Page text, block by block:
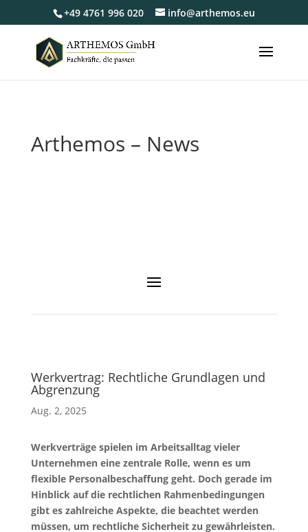
+49 4761 996 020 info@arthemos.eu
Arthemos – News
Werkvertrag: Rechtliche Grundlagen und
Abgrenzung
Aug. 2, 2025
Werkverträge spielen im Arbeitsalltag vieler
Unternehmen eine zentrale Rolle, wenn es um
flexible Personalbeschaffung geht. Doch gerade im
Hinblick auf die rechtlichen Rahmenbedingungen
gibt es zahlreiche Aspekte, die beachtet werden
müssen, um rechtliche Sicherheit zu gewährleisten.